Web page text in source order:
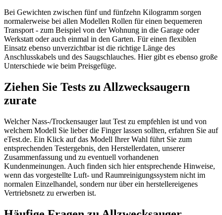
Bei Gewichten zwischen fünf und fünfzehn Kilogramm sorgen
normalerweise bei allen Modellen Rollen für einen bequemeren
Transport - zum Beispiel von der Wohnung in die Garage oder
Werkstatt oder auch einmal in den Garten. Für einen flexiblen
Einsatz ebenso unverzichtbar ist die richtige Länge des
Anschlusskabels und des Saugschlauches. Hier gibt es ebenso große
Unterschiede wie beim Preisgefüge.
Ziehen Sie Tests zu Allzwecksaugern
zurate
Welcher Nass-/Trockensauger laut Test zu empfehlen ist und von
welchem Modell Sie lieber die Finger lassen sollten, erfahren Sie auf
eTest.de. Ein Klick auf das Modell Ihrer Wahl führt Sie zum
entsprechenden Testergebnis, den Herstellerdaten, unserer
Zusammenfassung und zu eventuell vorhandenen
Kundenmeinungen. Auch finden sich hier entsprechende Hinweise,
wenn das vorgestellte Luft- und Raumreinigungssystem nicht im
normalen Einzelhandel, sondern nur über ein herstellereigenes
Vertriebsnetz zu erwerben ist.